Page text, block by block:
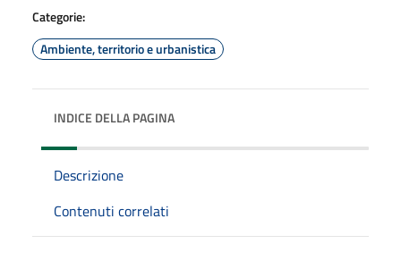
Categorie:
Ambiente, territorio e urbanistica
INDICE DELLA PAGINA
Descrizione
Contenuti correlati